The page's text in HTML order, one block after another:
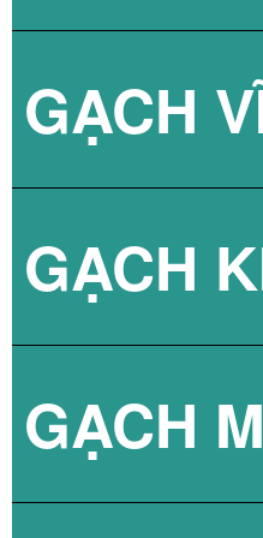
GẠCH
GẠCH
GẠCH
GẠCH
GẠCH
GẠCH
GẠCH